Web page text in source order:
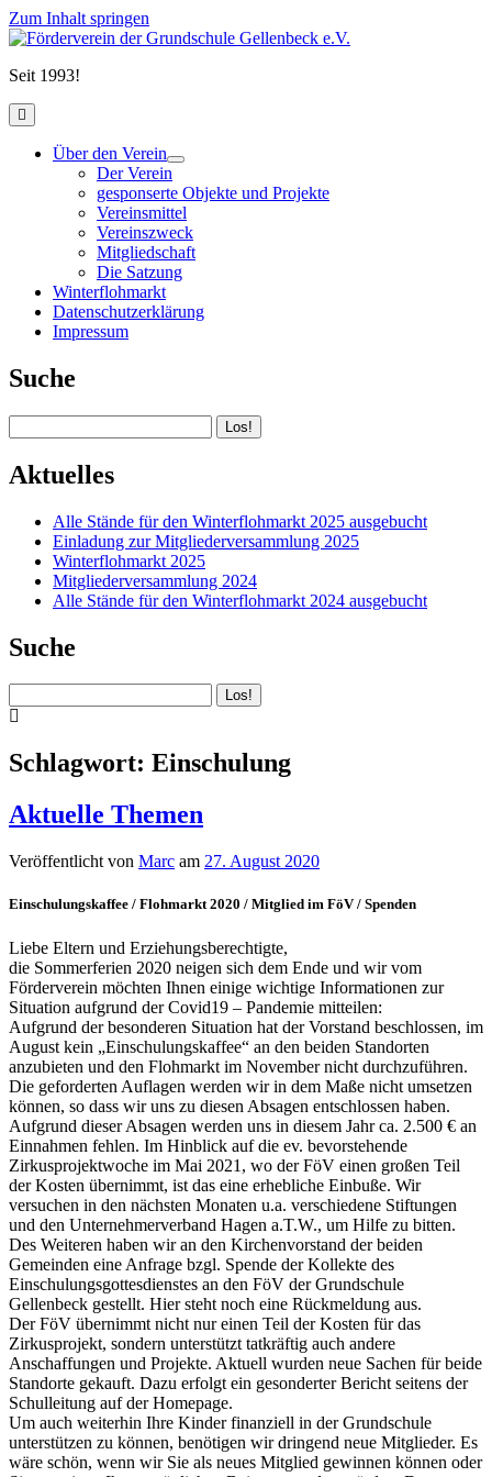
Zum Inhalt springen
Förderverein
Grundschule
e.V.
Seit 1993!
open
primary
Über den Verein
open
child
menu
Der Verein
gesponserte Objekte und Projekte
Vereinsmittel
Vereinszweck
Mitgliedschaft
Die Satzung
Winterflohmarkt
Datenschutzerklärung
Impressum
Sidebar
Suche
Aktuelles
Alle Stände für den Winterflohmarkt 2025 ausgebucht
Einladung zur Mitgliederversammlung 2025
Winterflohmarkt 2025
Mitgliederversammlung 2024
Alle Stände für den Winterflohmarkt 2024 ausgebucht
Suche
Schlagwort: Einschulung
Aktuelle Themen
Veröffentlicht von Marc am 27. August 2020
Einschulungskaffee / Flohmarkt 2020 / Mitglied im FöV / Spenden
Liebe Eltern und Erziehungsberechtigte,
die Sommerferien 2020 neigen sich dem Ende und wir vom
Förderverein möchten Ihnen einige wichtige Informationen zur
Situation aufgrund der Covid19 – Pandemie mitteilen:
Aufgrund der besonderen Situation hat der Vorstand beschlossen, im
August kein „Einschulungskaffee“ an den beiden Standorten
anzubieten und den Flohmarkt im November nicht durchzuführen.
Die geforderten Auflagen werden wir in dem Maße nicht umsetzen
können, so dass wir uns zu diesen Absagen entschlossen haben.
Aufgrund dieser Absagen werden uns in diesem Jahr ca. 2.500 € an
Einnahmen fehlen. Im Hinblick auf die ev. bevorstehende
Zirkusprojektwoche im Mai 2021, wo der FöV einen großen Teil
der Kosten übernimmt, ist das eine erhebliche Einbuße. Wir
versuchen in den nächsten Monaten u.a. verschiedene Stiftungen
und den Unternehmerverband Hagen a.T.W., um Hilfe zu bitten.
Des Weiteren haben wir an den Kirchenvorstand der beiden
Gemeinden eine Anfrage bzgl. Spende der Kollekte des
Einschulungsgottesdienstes an den FöV der Grundschule
Gellenbeck gestellt. Hier steht noch eine Rückmeldung aus.
Der FöV übernimmt nicht nur einen Teil der Kosten für das
Zirkusprojekt, sondern unterstützt tatkräftig auch andere
Anschaffungen und Projekte. Aktuell wurden neue Sachen für beide
Standorte gekauft. Dazu erfolgt ein gesonderter Bericht seitens der
Schulleitung auf der Homepage.
Um auch weiterhin Ihre Kinder finanziell in der Grundschule
unterstützen zu können, benötigen wir dringend neue Mitglieder. Es
wäre schön, wenn wir Sie als neues Mitglied gewinnen können oder